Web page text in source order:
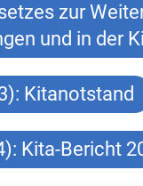
zur
und in der
Kitanotstand
Kita-Bericht